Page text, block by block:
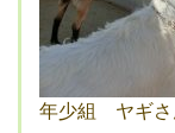
年少組 ヤギさ